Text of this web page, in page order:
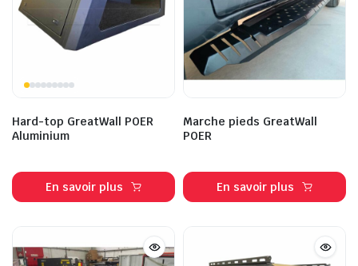
Hard-top GreatWall POER
Aluminium
En savoir plus
Marche pieds GreatWall
POER
En savoir plus